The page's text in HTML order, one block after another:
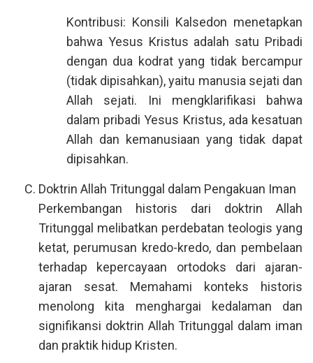
Kontribusi: Konsili Kalsedon menetapkan
bahwa Yesus Kristus adalah satu Pribadi
dengan dua kodrat yang tidak bercampur
(tidak dipisahkan), yaitu manusia sejati dan
Allah sejati. Ini mengklarifikasi bahwa
dalam pribadi Yesus Kristus, ada kesatuan
Allah dan kemanusiaan yang tidak dapat
dipisahkan.
Doktrin Allah Tritunggal dalam Pengakuan Iman
Perkembangan historis dari doktrin Allah
Tritunggal melibatkan perdebatan teologis yang
ketat, perumusan kredo-kredo, dan pembelaan
terhadap kepercayaan ortodoks dari ajaran-
ajaran sesat. Memahami konteks historis
menolong kita menghargai kedalaman dan
signifikansi doktrin Allah Tritunggal dalam iman
dan praktik hidup Kristen.